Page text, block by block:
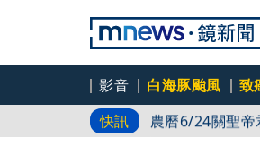
影音 白海豚颱風 致
快訊
中颱白海豚一
農曆6/24關聖